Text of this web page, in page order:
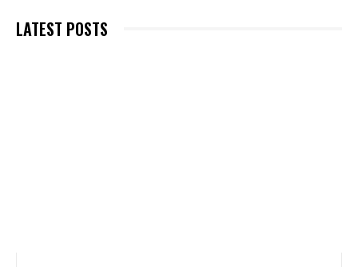
LATEST POSTS